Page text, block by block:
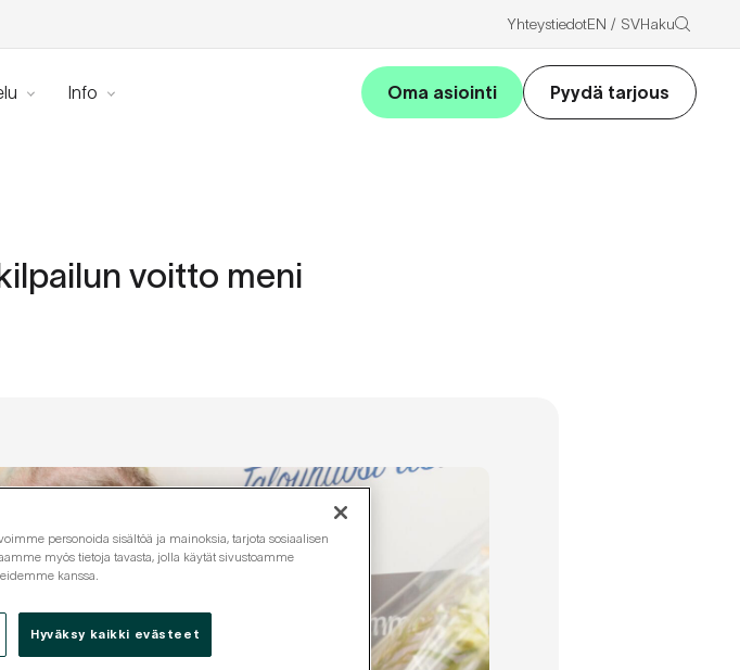
YhteystiedotEN SVHaku
Info Oma asiointi Pyydä tarjous
voitto meni
personoida sisältöä ja mainoksia, tarjota sosiaalisen
myös tietoja tavasta, jolla käytät sivustoamme
kanssa.
Hyväksy kaikki evästeet